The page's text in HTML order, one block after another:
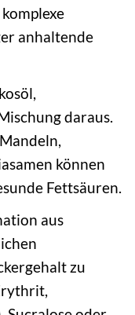
anhaltende
daraus.
können
Fettsäuren.
aus
zu